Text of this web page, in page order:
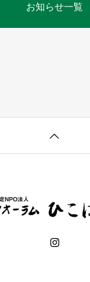
お知らせ一覧